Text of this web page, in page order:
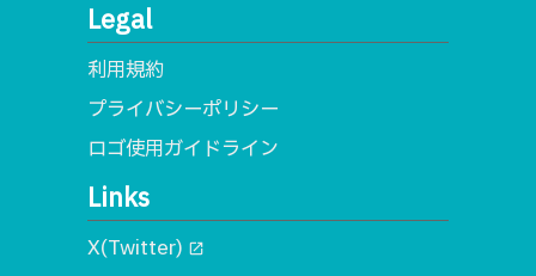
Legal
利用規約
プライバシーポリシー
ロゴ使用ガイドライン
Links
X(Twitter) open_in_new